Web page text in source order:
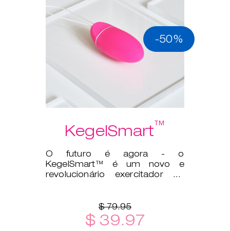
-50%
KegelSmart™
O futuro é agora - o
KegelSmart™ é um novo e
revolucionário exercitador de
$ 79.95
$ 39.97